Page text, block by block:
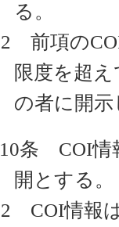
る。
2 前項の
限度を超
の者に開
条 COI情
開とする。
2 COI情報